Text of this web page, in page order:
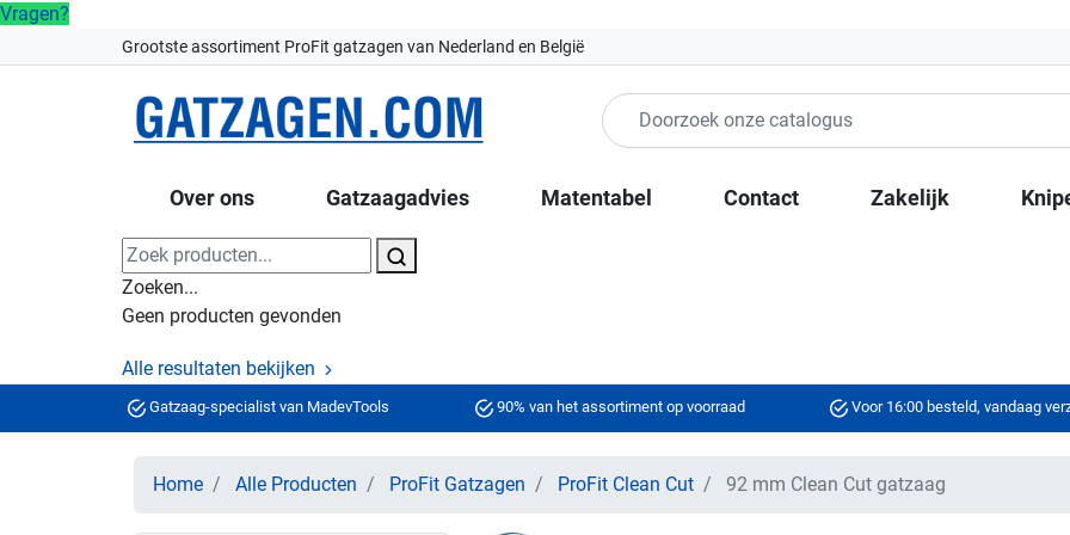
Vragen?
Grootste assortiment ProFit gatzagen van Nederland en België
Over ons Gatzaagadvies Matentabel Contact Zakelijk
Zoeken...
Geen producten gevonden
Alle resultaten bekijken
Gatzaag-specialist van MadevTools 90% van het assortiment op voorraad Voor 16:00 besteld, vandaag
Home Alle Producten ProFit Gatzagen ProFit Clean Cut 92 mm Clean Cut gatzaag